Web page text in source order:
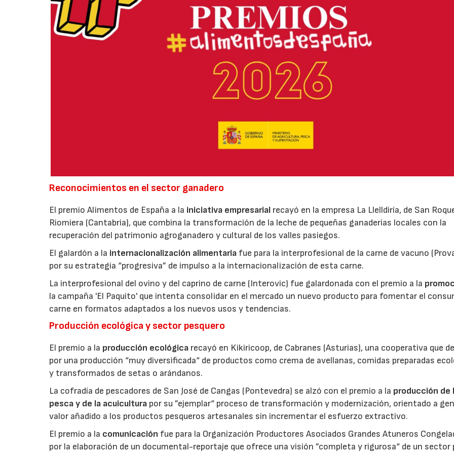
Reconocimientos en el sector ganadero
El premio Alimentos de España a la iniciativa empresarial recayó en la empresa La Llelldiría, de San
Riomiera (Cantabria), que combina la transformación de la leche de pequeñas ganaderías locales con la
recuperación del patrimonio agroganadero y cultural de los valles pasiegos.
El galardón a la internacionalización alimentaria fue para la interprofesional de la carne de vacuno
por su estrategia “progresiva” de impulso a la internacionalización de esta carne.
La interprofesional del ovino y del caprino de carne (Interovic) fue galardonada con el premio a la
la campaña 'El Paquito' que intenta consolidar en el mercado un nuevo producto para fomentar el
carne en formatos adaptados a los nuevos usos y tendencias.
Producción ecológica y sector pesquero
El premio a la producción ecológica recayó en Kikiricoop, de Cabranes (Asturias), una cooperativa que
por una producción “muy diversificada“ de productos como crema de avellanas, comidas preparadas
y transformados de setas o arándanos.
La cofradía de pescadores de San José de Cangas (Pontevedra) se alzó con el premio a la producción de
pesca y de la acuicultura por su ”ejemplar“ proceso de transformación y modernización, orientado a
valor añadido a los productos pesqueros artesanales sin incrementar el esfuerzo extractivo.
El premio a la comunicación fue para la Organización Productores Asociados Grandes Atuneros
por la elaboración de un documental-reportaje que ofrece una visión ”completa y rigurosa“ de un sector